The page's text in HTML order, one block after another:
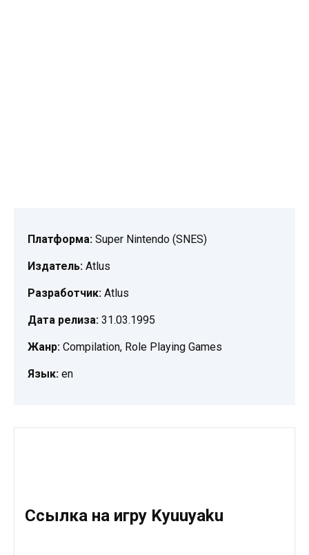
Платформа: Super Nintendo (SNES)
Издатель: Atlus
Разработчик: Atlus
Дата релиза: 31.03.1995
Жанр: Compilation, Role Playing Games
Язык: en
Ссылка на игру Kyuuyaku